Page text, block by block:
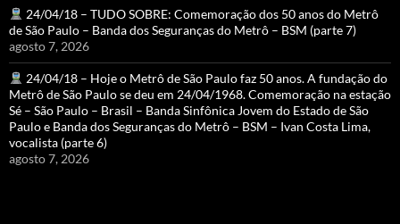
24/04/18 – TUDO SOBRE: Comemoração dos 50 anos do Metrô
de São Paulo – Banda dos Seguranças do Metrô – BSM (parte 7)
agosto 7, 2026
24/04/18 – Hoje o Metrô de São Paulo faz 50 anos. A fundação do
Metrô de São Paulo se deu em 24/04/1968. Comemoração na estação
Sé – São Paulo – Brasil – Banda Sinfônica Jovem do Estado de São
Paulo e Banda dos Seguranças do Metrô – BSM – Ivan Costa Lima,
vocalista (parte 6)
agosto 7, 2026